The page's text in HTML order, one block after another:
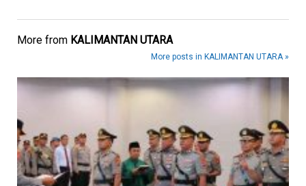
More from KALIMANTAN UTARA
More posts in KALIMANTAN UTARA »